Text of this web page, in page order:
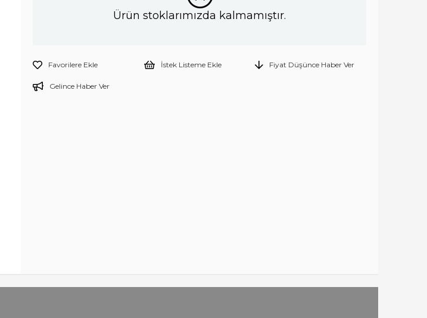
Ürün stoklarımızda kalmamıştır.
Favorilere Ekle İstek Listeme Ekle Fiyat Düşünce Haber Ver
Gelince Haber Ver